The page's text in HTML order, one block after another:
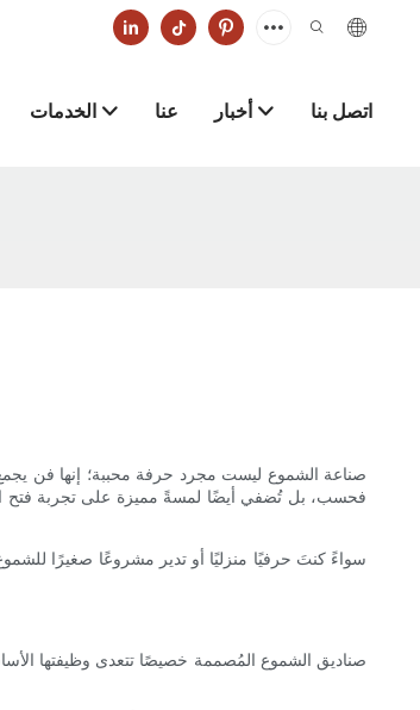
الخدمات عنا أخبار اتصل بنا
صناعة الشموع ليست مجرد حرفة محببة؛ إنها فن
فحسب، بل تُضفي أيضًا لمسةً مميزة على تجربة فتح
سواءً كنتَ حرفيًا منزليًا أو تدير مشروعًا صغيرًا
صناديق الشموع المُصممة خصيصًا تتعدى وظيفتها